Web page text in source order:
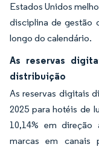
Estados Unidos
disciplina de gestão
longo do calendário.
As reservas
distribuição
As reservas digitais
2025 para hotéis de
10,14% em
marcas em canais